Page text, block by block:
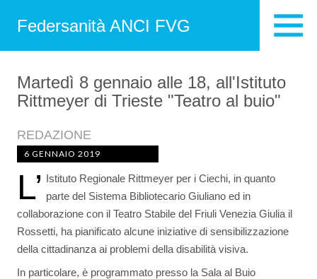
Federsanità ANCI FVG
Martedì 8 gennaio alle 18, all'Istituto
Rittmeyer di Trieste "Teatro al buio"
REDAZIONE
6 GENNAIO 2019
L’ Istituto Regionale Rittmeyer per i Ciechi, in quanto
parte del Sistema Bibliotecario Giuliano ed in
collaborazione con il Teatro Stabile del Friuli Venezia Giulia il
Rossetti, ha pianificato alcune iniziative di sensibilizzazione
della cittadinanza ai problemi della disabilità visiva.
In particolare, è programmato presso la Sala al Buio